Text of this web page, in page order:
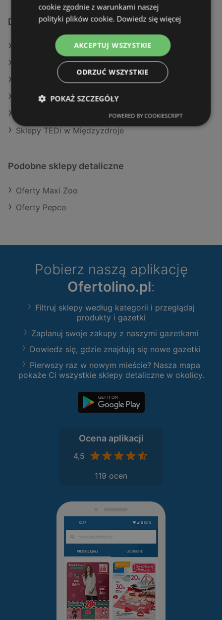
Dodatkowe łącza
Oferty TEDi
Oferty Maxi Zoo
Oferty Pepco
Aktualne gazetki Maxi Zoo
Sklepy TEDi w Międzyzdroje
Podobne sklepy detaliczne
Oferty Maxi Zoo
Oferty Pepco
Pobierz naszą aplikację
Ofertolino.pl:
Filtruj sklepy według kategorii i przeglądaj
produkty i gazetki
Zaplanuj swoje zakupy z naszymi gazetkami
Dowiedz się, gdzie znajdują się nowe gazetki
Pierwszy raz w nowym mieście? Nasza mapa
pokaże Ci wszystkie sklepy detaliczne w okolicy.
Ocena aplikacji
4,5
119 ocen
cookie zgodnie z warunkami naszej
polityki plików cookie. Dowiedz się więcej
AKCEPTUJ WSZYSTKIE
ODRZUĆ WSZYSTKIE
POKAŻ SZCZEGÓŁY
POWERED BY COOKIESCRIPT